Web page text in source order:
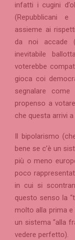
infatti i cugini
(Repubblicani
assieme ai
da noi accade
inevitabile
voterebbe
gioca coi
segnalare come
propenso a
che questa arrivi
Il bipolarismo
bene se c’è un
più o meno
poco
in cui si
questo senso la
molto alla prima
un sistema “alla
vedere perfetto).